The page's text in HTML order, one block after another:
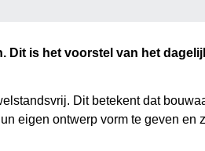
Dit is het voorstel van het
Dit betekent dat
eigen ontwerp vorm te geven en